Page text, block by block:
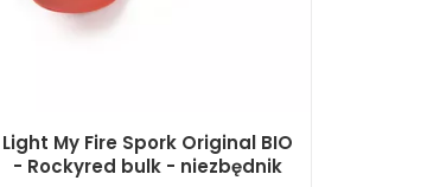
Light My Fire Spork Original BIO
- Rockyred bulk - niezbędnik